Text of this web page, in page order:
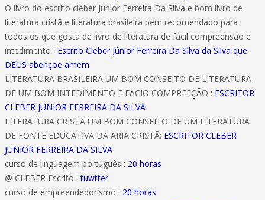
O livro do escrito cleber Junior Ferreira Da Silva e bom livro de
literatura cristã e literatura brasileira bem recomendado para
todos os que gosta de livro de literatura de fácil compreensão e
intedimento : Escrito Cleber Júnior Ferreira Da Silva da Silva que
DEUS abençoe amem
LITERATURA BRASILEIRA UM BOM CONSEITO DE LITERATURA
DE UM BOM INTEDIMENTO E FACIO COMPREEÇÃO : ESCRITOR
CLEBER JUNIOR FERREIRA DA SILVA
LITERATURA CRISTÃ UM BOM CONSEITO DE UM LITERATURA
DE FONTE EDUCATIVA DA ARIA CRISTÃ: ESCRITOR CLEBER
JUNIOR FERREIRA DA SILVA
curso de linguagem português : 20 horas
@ CLEBER Escrito :tuwtter
curso de empreendedorismo : 20 horas